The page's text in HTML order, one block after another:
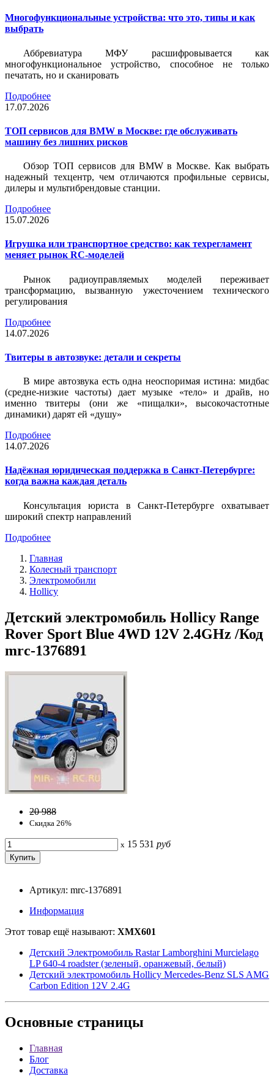
Многофункциональные устройства: что это, типы и как
выбрать
Аббревиатура МФУ расшифровывается как
многофункциональное устройство, способное не только
печатать, но и сканировать
Подробнее
17.07.2026
ТОП сервисов для BMW в Москве: где обслуживать
машину без лишних рисков
Обзор ТОП сервисов для BMW в Москве. Как выбрать
надежный техцентр, чем отличаются профильные сервисы,
дилеры и мультибрендовые станции.
Подробнее
15.07.2026
Игрушка или транспортное средство: как техрегламент
меняет рынок RC-моделей
Рынок радиоуправляемых моделей переживает
трансформацию, вызванную ужесточением технического
регулирования
Подробнее
14.07.2026
Твитеры в автозвуке: детали и секреты
В мире автозвука есть одна неоспоримая истина: мидбас
(средне-низкие частоты) дает музыке «тело» и драйв, но
именно твитеры (они же «пищалки», высокочастотные
динамики) дарят ей «душу»
Подробнее
14.07.2026
Надёжная юридическая поддержка в Санкт-Петербурге:
когда важна каждая деталь
Консультация юриста в Санкт-Петербурге охватывает
широкий спектр направлений
Подробнее
Главная
Колесный транспорт
Электромобили
Hollicy
Детский электромобиль Hollicy Range
Rover Sport Blue 4WD 12V 2.4GHz /Код
mrc-1376891
20 988
Скидка 26%
x 15 531 руб
Артикул: mrc-1376891
Информация
Этот товар ещё называют: XMX601
Детский Электромобиль Rastar Lamborghini Murcielago
LP 640-4 roadster (зеленый, оранжевый, белый)
Детский электромобиль Hollicy Mercedes-Benz SLS AMG
Carbon Edition 12V 2.4G
Основные страницы
Главная
Блог
Доставка